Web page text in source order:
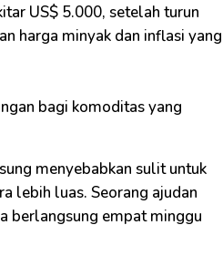
US$ 5.000, setelah turun
harga minyak dan inflasi yang
bagi komoditas yang
menyebabkan sulit untuk
lebih luas. Seorang ajudan
berlangsung empat minggu